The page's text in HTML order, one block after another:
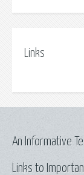
Links
Links to
An Informative